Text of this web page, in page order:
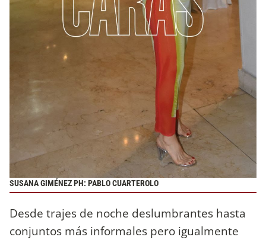
SUSANA GIMÉNEZ PH: PABLO CUARTEROLO
Desde trajes de noche deslumbrantes hasta
conjuntos más informales pero igualmente